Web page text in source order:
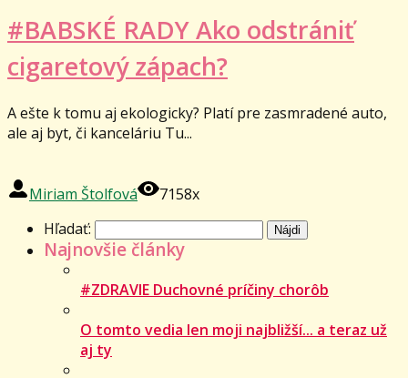
#BABSKÉ RADY Ako odstrániť
cigaretový zápach?
A ešte k tomu aj ekologicky? Platí pre zasmradené auto,
ale aj byt, či kanceláriu Tu...
Miriam Štolfová
7158x
Hľadať:
Najnovšie články
#ZDRAVIE Duchovné príčiny chorôb
O tomto vedia len moji najbližší... a teraz už
aj ty